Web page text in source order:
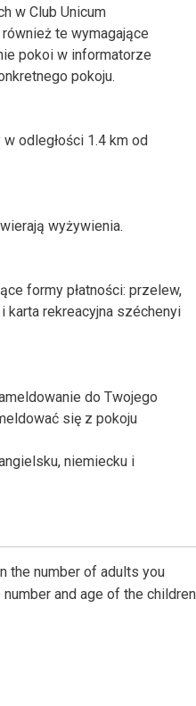
w Club Unicum
te wymagające
pokoi w informatorze
pokoju.
odległości 1.4 km od
wyżywienia.
formy płatności: przelew,
karta rekreacyjna széchenyi
do Twojego
się z pokoju
niemiecku i
the number of adults you
and age of the children